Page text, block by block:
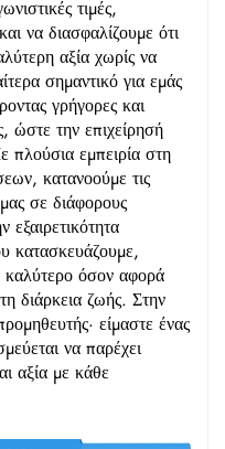
τιμές,
να διασφαλίζουμε ότι
αξία χωρίς να
σημαντικό για εμάς
γρήγορες και
ώστε την επιχείρησή
πλούσια εμπειρία στη
κατανοούμε τις
σε διάφορους
κατασκευάζουμε,
καλύτερο όσον αφορά
διάρκεια ζωής. Στην
είμαστε ένας
να παρέχει
αξία με κάθε